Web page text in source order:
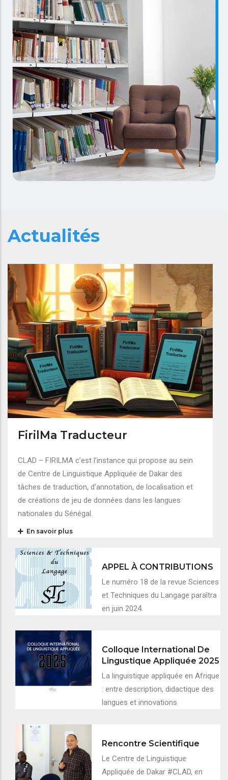
Actualités
FirilMa Traducteur
CLAD – FIRILMA c’est l’instance qui propose au sein
de Centre de Linguistique Appliquée de Dakar des
tâches de traduction, d’annotation, de localisation et
de créations de jeu de données dans les langues
nationales du Sénégal.
En savoir plus
APPEL À CONTRIBUTIONS
Le numéro 18 de la revue Sciences
et Techniques du Langage paraîtra
en juin 2024.
Colloque International De
Lingustique Appliquée 2025
La linguistique appliquée en Afrique
: entre description, didactique des
langues et innovations
Rencontre Scientifique
Le Centre de Linguistique
Appliquée de Dakar #CLAD, en